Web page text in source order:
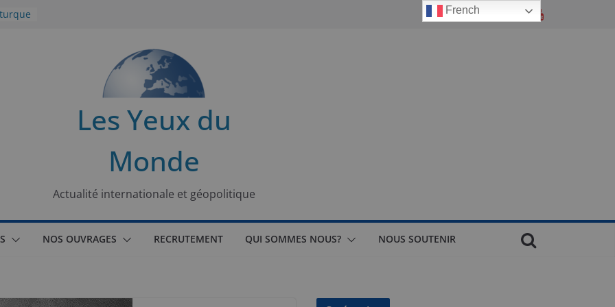
Les Yeux du
Monde
Actualité internationale et géopolitique
NOS OUVRAGES RECRUTEMENT QUI SOMMES NOUS? NOUS SOUTENIR
French